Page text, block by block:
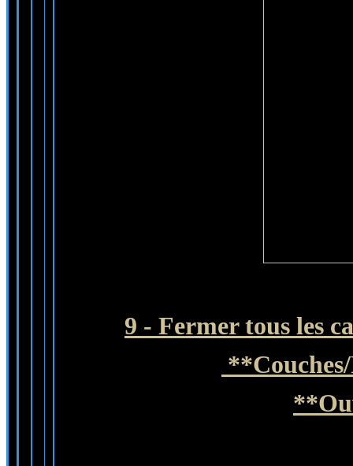
9 - Fermer tous les
**Couches